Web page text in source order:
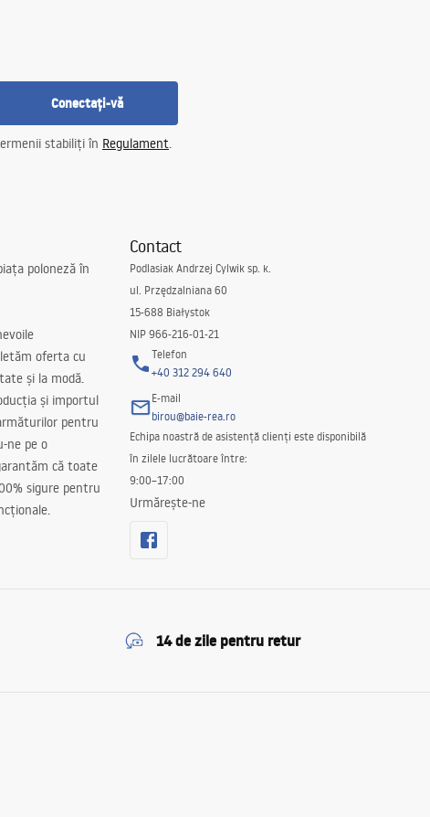
Conectați-vă
stabiliți în Regulament.
poloneză în
oferta cu
și la modă.
și importul
pentru
ne pe o
că toate
sigure pentru
Contact
Podlasiak Andrzej Cylwik sp. k.
ul. Przędzalniana 60
15-688 Białystok
NIP 966-216-01-21
Telefon
+40 312 294 640
E-mail
birou@baie-rea.ro
Echipa noastră de asistență clienți este disponibilă
în zilele lucrătoare între:
9:00–17:00
Urmărește-ne
14 de zile pentru retur